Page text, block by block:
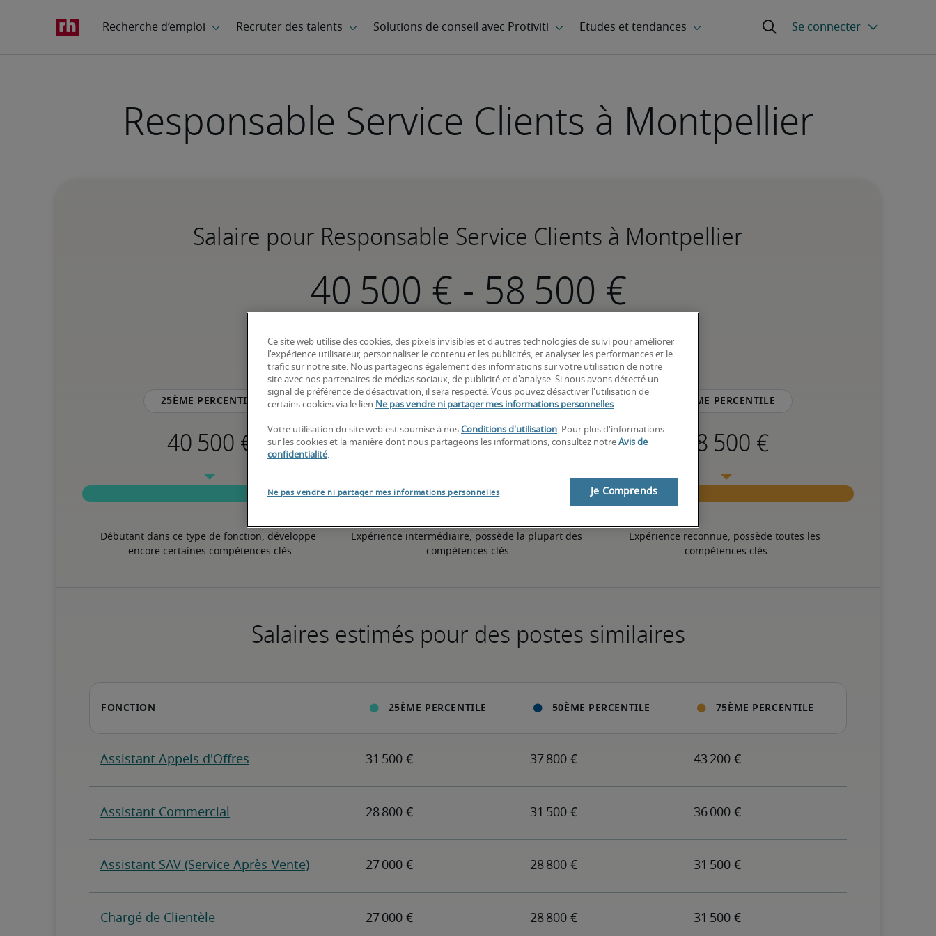
Responsable Service Clients à Montpellier
Salaire pour Responsable Service Clients à Montpellier
-
10% inférieur à la moyenne nationale
25ème percentile
Débutant dans ce type de fonction, développe
encore certaines compétences clés
50ème percentile
Expérience intermédiaire, possède la plupart des
compétences clés
75ème percentile
Expérience reconnue, possède toutes les
compétences clés
Salaires estimés pour des postes similaires
Ce site web utilise des cookies, des pixels invisibles et d'autres technologies de suivi pour améliorer
l'expérience utilisateur, personnaliser le contenu et les publicités, et analyser les performances et le
trafic sur notre site. Nous partageons également des informations sur votre utilisation de notre
site avec nos partenaires de médias sociaux, de publicité et d'analyse. Si nous avons détecté un
signal de préférence de désactivation, il sera respecté. Vous pouvez désactiver l'utilisation de
certains cookies via le lien Ne pas vendre ni partager mes informations personnelles.
Votre utilisation du site web est soumise à nos Conditions d'utilisation. Pour plus d'informations
sur les cookies et la manière dont nous partageons les informations, consultez notre Avis de
confidentialité.
Ne pas vendre ni partager mes informations personnelles Je Comprends